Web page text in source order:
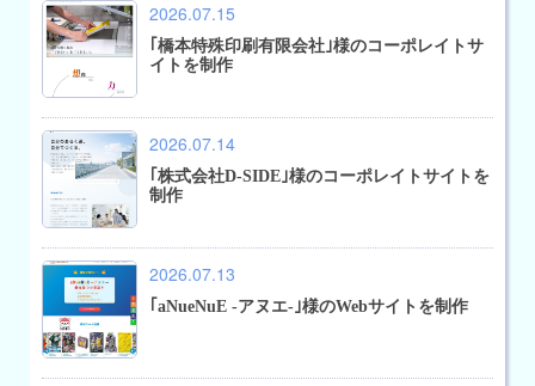
2026.07.15
｢橋本特殊印刷有限会社｣様のコーポレイトサ
イトを制作
2026.07.14
｢株式会社D-SIDE｣様のコーポレイトサイトを
制作
2026.07.13
｢aNueNuE -アヌエ-｣様のWebサイトを制作